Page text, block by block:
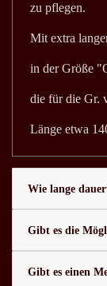
zu pflegen.
Mit extra
in der Größe
die für die Gr.
Länge etwa
Wie lange
Gibt es die
Gibt es einen